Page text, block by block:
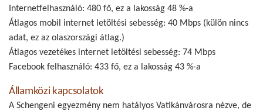
Internetfelhasználó: 480 fő, ez a lakosság 48 %-a
Átlagos mobil internet letöltési sebesség: 40 Mbps (külön nincs
adat, ez az olaszországi átlag.)
Átlagos vezetékes internet letöltési sebesség: 74 Mbps
Facebook felhasználó: 433 fő, ez a lakosság 43 %-a
Államközi kapcsolatok
A Schengeni egyezmény nem hatályos Vatikánvárosra nézve, de